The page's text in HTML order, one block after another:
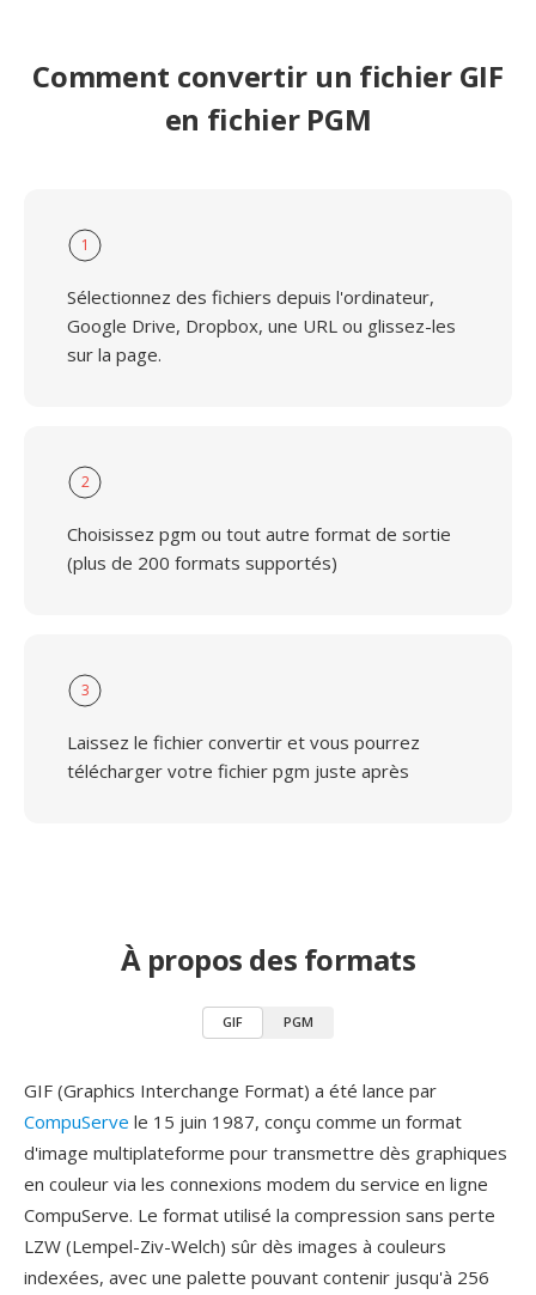
Comment convertir un fichier GIF
en fichier PGM
1
Sélectionnez des fichiers depuis l'ordinateur,
Google Drive, Dropbox, une URL ou glissez-les
sur la page.
2
Choisissez pgm ou tout autre format de sortie
(plus de 200 formats supportés)
3
Laissez le fichier convertir et vous pourrez
télécharger votre fichier pgm juste après
À propos des formats
GIF PGM
GIF (Graphics Interchange Format) a été lance par
CompuServe le 15 juin 1987, conçu comme un format
d'image multiplateforme pour transmettre dès graphiques
en couleur via les connexions modem du service en ligne
CompuServe. Le format utilisé la compression sans perte
LZW (Lempel-Ziv-Welch) sûr dès images à couleurs
indexées, avec une palette pouvant contenir jusqu'à 256